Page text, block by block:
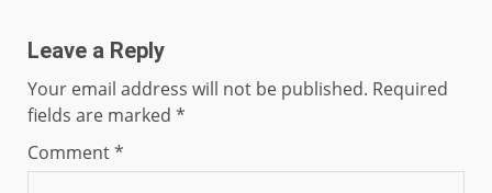
Leave a Reply
Your email address will not be published. Required
fields are marked *
Comment*